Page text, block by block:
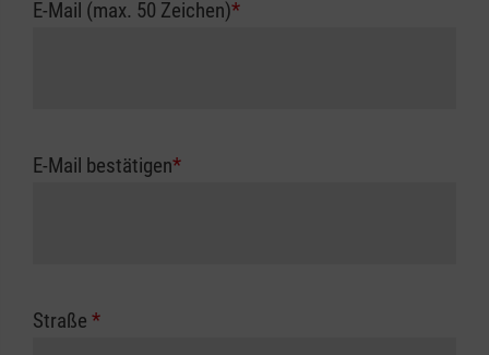
E-Mail (max. 50 Zeichen)*
E-Mail bestätigen*
Straße *